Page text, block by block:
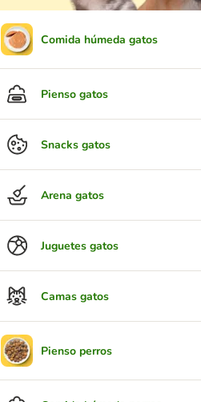
Comida húmeda gatos
Pienso gatos
Snacks gatos
Arena gatos
Juguetes gatos
Camas gatos
Pienso perros